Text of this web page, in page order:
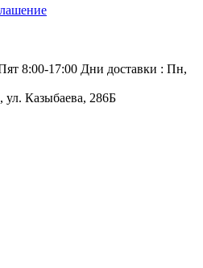
8:00-17:00 Дни доставки : Пн,
Казыбаева, 286Б